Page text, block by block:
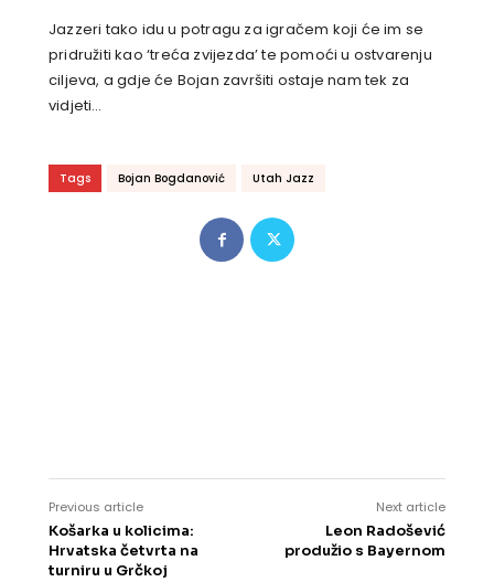
Jazzeri tako idu u potragu za igračem koji će im se
pridružiti kao ‘treća zvijezda’ te pomoći u ostvarenju
ciljeva, a gdje će Bojan završiti ostaje nam tek za
vidjeti…
Tags Bojan Bogdanović Utah Jazz
Previous article
Košarka u kolicima:
Hrvatska četvrta na
turniru u Grčkoj
Next article
Leon Radošević
produžio s Bayernom